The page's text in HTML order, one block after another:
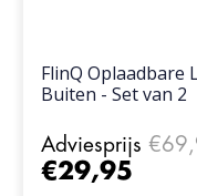
FlinQ Oplaadbare
Buiten - Set van 2
Adviesprijs
€29,95